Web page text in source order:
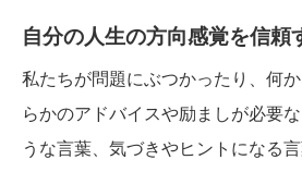
自分の人生の方向感覚を信頼
私たちが問題にぶつかったり、何
らかのアドバイスや励ましが必要
うな言葉、気づきやヒントになる